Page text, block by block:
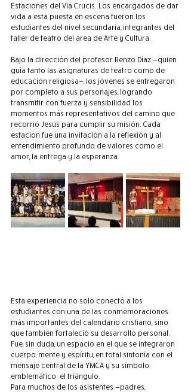
Estaciones del Vía Crucis. Los encargados de dar
vida a esta puesta en escena fueron los
estudiantes del nivel secundaria, integrantes del
taller de teatro del área de Arte y Cultura.
Bajo la dirección del profesor Renzo Díaz —quien
guía tanto las asignaturas de teatro como de
educación religiosa—, los jóvenes se entregaron
por completo a sus personajes, logrando
transmitir con fuerza y sensibilidad los
momentos más representativos del camino que
recorrió Jesús para cumplir su misión. Cada
estación fue una invitación a la reflexión y al
entendimiento profundo de valores como el
amor, la entrega y la esperanza.
Esta experiencia no solo conectó a los
estudiantes con una de las conmemoraciones
más importantes del calendario cristiano, sino
que también fortaleció su desarrollo personal.
Fue, sin duda, un espacio en el que se integraron
cuerpo, mente y espíritu, en total sintonía con el
mensaje central de la YMCA y su símbolo
emblemático: el triángulo.
Para muchos de los asistentes —padres,